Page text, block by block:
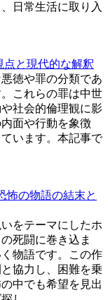
日常生活に取り入
点と現代的な解釈
徳や罪の分類であ
これらの罪は中世
社会的倫理観に影
面や行動を象徴
います。本記事で
怖の物語の結末と
をテーマにしたホ
死闘に巻き込ま
物語です。この作
協力し、困難を乗
中でも希望を見出